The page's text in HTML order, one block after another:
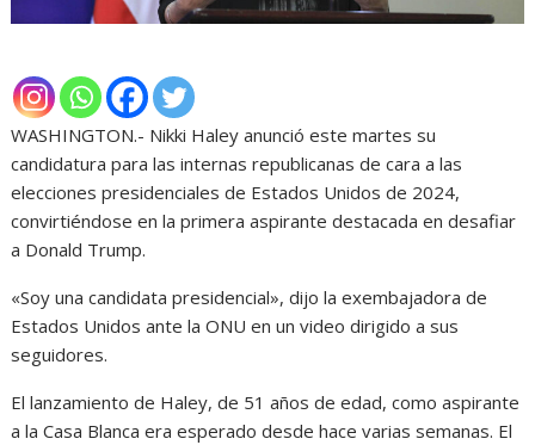
WASHINGTON.- Nikki Haley anunció este martes su
candidatura para las internas republicanas de cara a las
elecciones presidenciales de Estados Unidos de 2024,
convirtiéndose en la primera aspirante destacada en desafiar
a Donald Trump.
«Soy una candidata presidencial», dijo la exembajadora de
Estados Unidos ante la ONU en un video dirigido a sus
seguidores.
El lanzamiento de Haley, de 51 años de edad, como aspirante
a la Casa Blanca era esperado desde hace varias semanas. El